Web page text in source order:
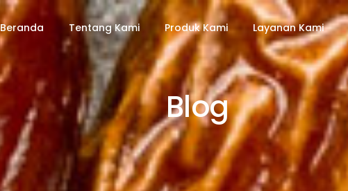
Beranda Tentang Kami Produk Kami Layanan Kami
Blog